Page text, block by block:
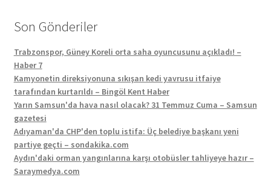
Son Gönderiler
Trabzonspor, Güney Koreli orta saha oyuncusunu açıkladı! –
Haber 7
Kamyonetin direksiyonuna sıkışan kedi yavrusu itfaiye
tarafından kurtarıldı – Bingöl Kent Haber
Yarın Samsun'da hava nasıl olacak? 31 Temmuz Cuma – Samsun
gazetesi
Adıyaman'da CHP'den toplu istifa: Üç belediye başkanı yeni
partiye geçti – sondakika.com
Aydın'daki orman yangınlarına karşı otobüsler tahliyeye hazır –
Saraymedya.com